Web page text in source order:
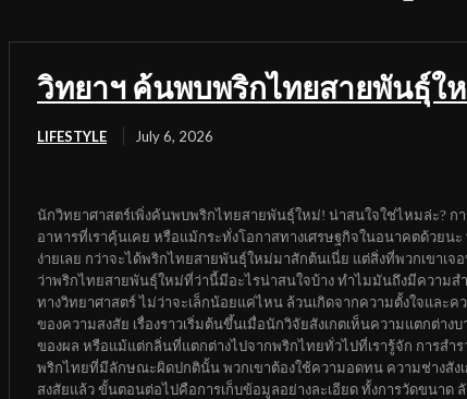
วิทยาฯ ค้นพบพริกไทยสายพันธุ์ใ
LIFESTYLE July 6, 2026
นักวิทยาศาสตร์เพิ่งค้นพบพริกไทยสายพันธุ์ใหม่! น่าสนใจใช่ไหมล่ะ? ก
อาหารที่เราคุ้นเคย หรือแม้กระทั่งโอกาสทางเศรษฐกิจในอนาคตด้วย
ง่ายเลย กว่าจะได้พริกไทยสายพันธุ์ใหม่มาสักต้นเนี่ย แต่สิ่งที่พวกเขาเ
ว่าพริกไทยสายพันธุ์ใหม่ที่ว่านี้มีอะไรน่าสนใจบ้าง ทำไมมันถึงมีความ
ทางวิทยาศาสตร์ ไม่ว่าจะเล็กน้อยแค่ไหน ล้วนเกิดจากความตั้งใจแล
ของความสงสัย เรื่องราวเริ่มต้นขึ้นเมื่อนักวิจัยสังเกตเห็นความแตกต่า
ของผล หรือแม้แต่กลิ่นที่แตกต่างไปจากพริกไทยทั่วไปที่เรารู้จัก การส
พริกไทยที่มีลักษณะผิดปกตินั้น พวกเขาต้องใช้ความอดทน ความช่างสังเ
สงสัยแล้ว ขั้นตอนต่อไปคือการเก็บข้อมูลอย่างละเอียด ทั้งการวัดขนา